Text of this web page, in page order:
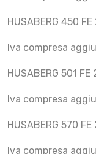
HUSABERG 450
Iva compresa
HUSABERG 501
Iva compresa
HUSABERG 570
Iva compresa